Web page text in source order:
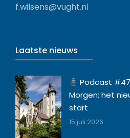
f.wilsens@vught.nl
Laatste nieuws
Podcast
Morgen: het
start
15 juli 2026